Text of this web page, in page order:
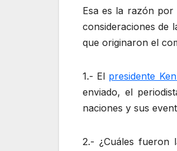
Esa es la razón por
consideraciones de
que originaron el
1.- El presidente
enviado, el
naciones y sus
2.- ¿Cuáles fueron